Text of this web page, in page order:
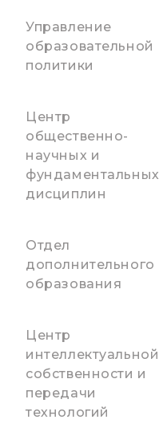
Управление
образовательной
политики
Центр
общественно-
научных и
фундаментальных
дисциплин
Отдел
дополнительного
образования
Центр
интеллектуальной
собственности и
передачи
технологий